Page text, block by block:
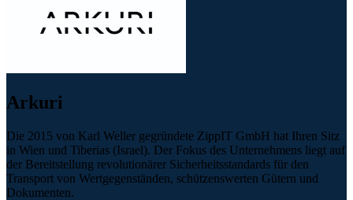
Arkuri
Die 2015 von Karl Weller gegründete ZippIT GmbH hat Ihren Sitz
in Wien und Tiberias (Israel). Der Fokus des Unternehmens liegt auf
der Bereitstellung revolutionärer Sicherheitsstandards für den
Transport von Wertgegenständen, schützenswerten Gütern und
Dokumenten.